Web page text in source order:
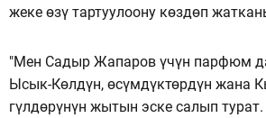
жеке өзү тартуулоону көздөп
"Мен Садыр Жапаров үчүн парфюм
Ысык-Көлдүн, өсүмдүктөрдүн жана
гүлдөрүнүн жытын эске салып